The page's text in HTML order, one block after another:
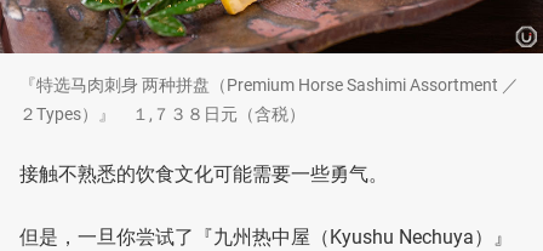
『特选马肉刺身 两种拼盘（Premium Horse Sashimi Assortment ／
２Types）』 １,７３８日元（含税）
接触不熟悉的饮食文化可能需要一些勇气。
但是，一旦你尝试了『九州热中屋（Kyushu Nechuya）』